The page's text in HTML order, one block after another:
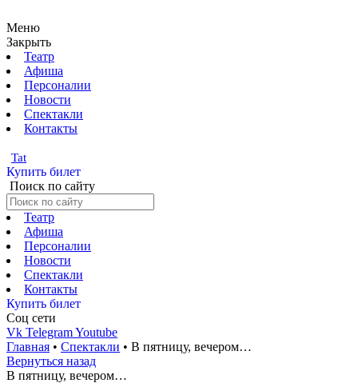
Меню
Закрыть
Театр
Афиша
Персоналии
Новости
Спектакли
Контакты
Tat
Купить билет
Поиск по сайту
Театр
Афиша
Персоналии
Новости
Спектакли
Контакты
Купить билет
Соц cети
Vk TelegramYoutube
Главная • Спектакли • В пятницу, вечером…
Вернуться назад
В пятницу, вечером…